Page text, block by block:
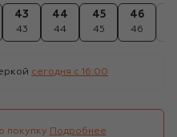
43
43
44
44
45
45
46
46
сегодня c 16:00
покупку Подробнее